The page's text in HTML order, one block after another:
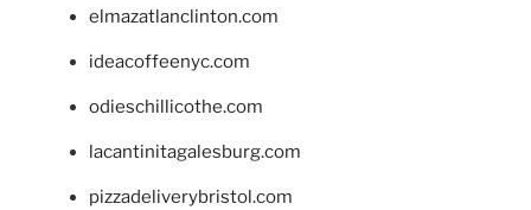
elmazatlanclinton.com
ideacoffeenyc.com
odieschillicothe.com
lacantinitagalesburg.com
pizzadeliverybristol.com